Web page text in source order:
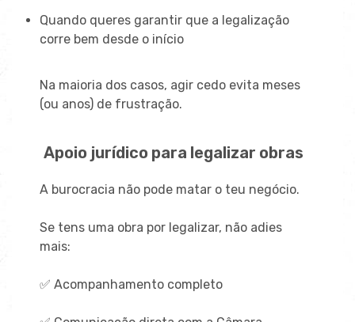
Quando queres garantir que a legalização
corre bem desde o início
Na maioria dos casos, agir cedo evita meses
(ou anos) de frustração.
Apoio jurídico para legalizar obras
A burocracia não pode matar o teu negócio.
Se tens uma obra por legalizar, não adies
mais:
✅ Acompanhamento completo